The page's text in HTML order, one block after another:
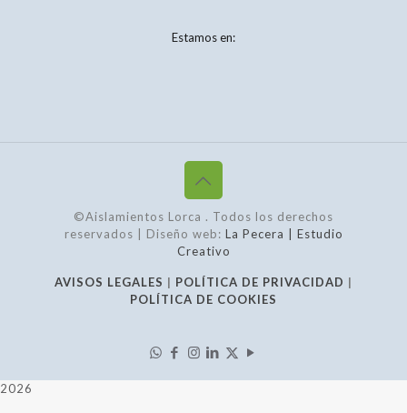
Estamos en:
©Aislamientos Lorca . Todos los derechos
reservados | Diseño web: La Pecera | Estudio
Creativo
AVISOS LEGALES | POLÍTICA DE PRIVACIDAD |
POLÍTICA DE COOKIES
2026